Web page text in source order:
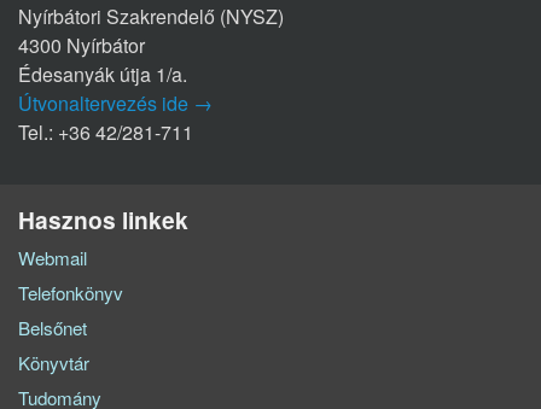
Nyírbátori Szakrendelő (NYSZ)
4300 Nyírbátor
Édesanyák útja 1/a.
Útvonaltervezés ide →
Tel.: +36 42/281-711
Hasznos linkek
Webmail
Telefonkönyv
Belsőnet
Könyvtár
Tudomány